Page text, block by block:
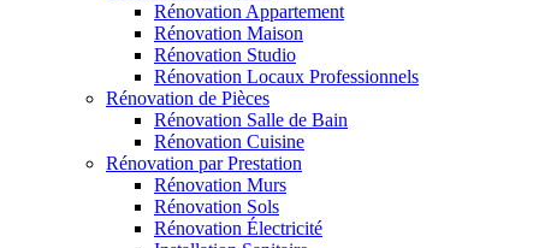
Rénovation Appartement
Rénovation Maison
Rénovation Studio
Rénovation Locaux Professionnels
Rénovation de Pièces
Rénovation Salle de Bain
Rénovation Cuisine
Rénovation par Prestation
Rénovation Murs
Rénovation Sols
Rénovation Électricité